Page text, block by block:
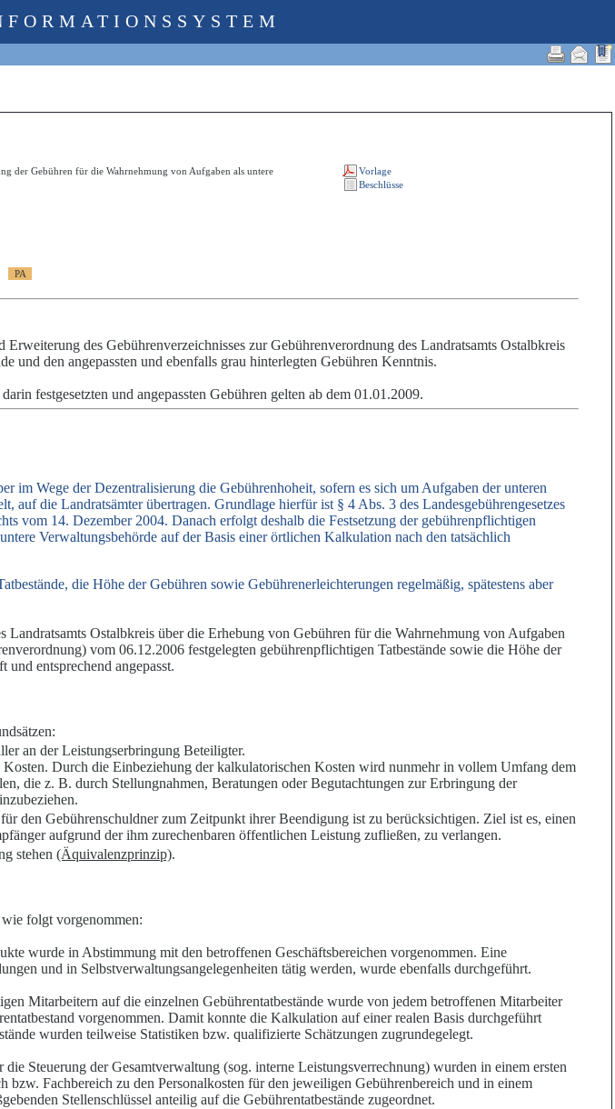
der Gebühren für die Wahrnehmung von Aufgaben als untere
des Gebührenverzeichnisses zur Gebührenverordnung des Landratsamts Ostalbkreis
und den angepassten und ebenfalls grau hinterlegten Gebühren Kenntnis.
festgesetzten und angepassten Gebühren gelten ab dem 01.01.2009.
im Wege der Dezentralisierung die Gebührenhoheit, sofern es sich um Aufgaben der unteren
auf die Landratsämter übertragen. Grundlage hierfür ist § 4 Abs. 3 des Landesgebührengesetzes
vom 14. Dezember 2004. Danach erfolgt deshalb die Festsetzung der gebührenpflichtigen
Verwaltungsbehörde auf der Basis einer örtlichen Kalkulation nach den tatsächlich
die Höhe der Gebühren sowie Gebührenerleichterungen regelmäßig, spätestens aber
Ostalbkreis über die Erhebung von Gebühren für die Wahrnehmung von Aufgaben
vom 06.12.2006 festgelegten gebührenpflichtigen Tatbestände sowie die Höhe der
entsprechend angepasst.
an der Leistungserbringung Beteiligter.
Durch die Einbeziehung der kalkulatorischen Kosten wird nunmehr in vollem Umfang dem
die z. B. durch Stellungnahmen, Beratungen oder Begutachtungen zur Erbringung der
den Gebührenschuldner zum Zeitpunkt ihrer Beendigung ist zu berücksichtigen. Ziel ist es, einen
aufgrund der ihm zurechenbaren öffentlichen Leistung zufließen, zu verlangen.
stehen (Äquivalenzprinzip).
folgt vorgenommen:
wurde in Abstimmung mit den betroffenen Geschäftsbereichen vorgenommen. Eine
und in Selbstverwaltungsangelegenheiten tätig werden, wurde ebenfalls durchgeführt.
Mitarbeitern auf die einzelnen Gebührentatbestände wurde von jedem betroffenen Mitarbeiter
vorgenommen. Damit konnte die Kalkulation auf einer realen Basis durchgeführt
wurden teilweise Statistiken bzw. qualifizierte Schätzungen zugrundegelegt.
Steuerung der Gesamtverwaltung (sog. interne Leistungsverrechnung) wurden in einem ersten
bzw. Fachbereich zu den Personalkosten für den jeweiligen Gebührenbereich und in einem
Stellenschlüssel anteilig auf die Gebührentatbestände zugeordnet.